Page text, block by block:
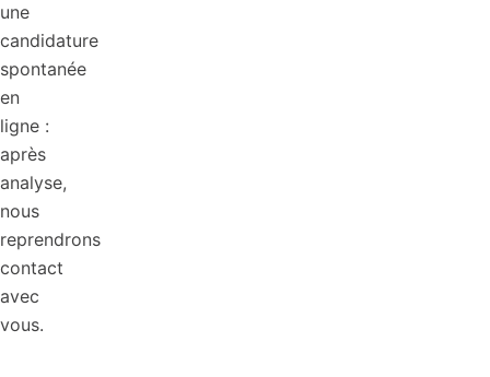
une
candidature
spontanée
en
ligne :
après
analyse,
nous
reprendrons
contact
avec
vous.